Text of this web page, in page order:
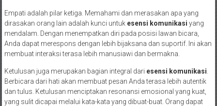
Empati adalah pilar ketiga. Memahami dan merasakan apa yang
dirasakan orang lain adalah kunci untuk esensi komunikasi yang
mendalam. Dengan menempatkan diri pada posisi lawan bicara,
Anda dapat merespons dengan lebih bijaksana dan suportif. Ini akan
membuat interaksi terasa lebih manusiawi dan bermakna.
Ketulusan juga merupakan bagian integral dari esensi komunikasi
Berbicara dari hati akan membuat pesan Anda terasa lebih autentik
dan tulus. Ketulusan menciptakan resonansi emosional yang kuat,
yang sulit dicapai melalui kata-kata yang dibuat-buat. Orang dapat